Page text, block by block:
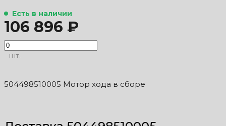
Есть в наличии
106 896 ₽
шт.
504498510005 Мотор хода в сборе